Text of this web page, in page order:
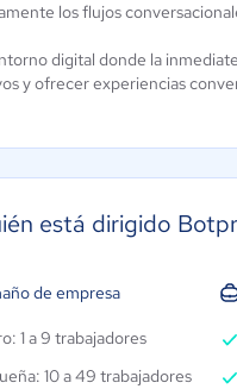
los flujos
digital donde la
y ofrecer experiencias
está dirigido
de empresa
1 a 9 trabajadores
10 a 49 trabajadores